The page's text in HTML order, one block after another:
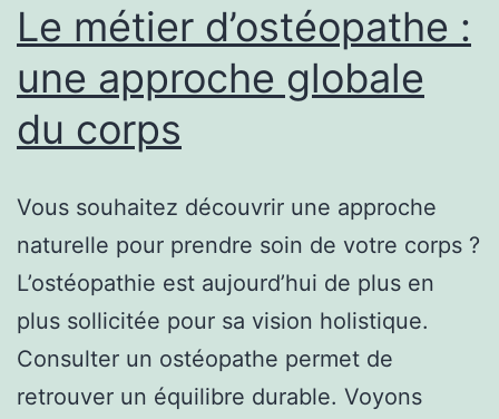
Le métier d’ostéopathe :
une approche globale
du corps
Vous souhaitez découvrir une approche
naturelle pour prendre soin de votre corps ?
L’ostéopathie est aujourd’hui de plus en
plus sollicitée pour sa vision holistique.
Consulter un ostéopathe permet de
retrouver un équilibre durable. Voyons